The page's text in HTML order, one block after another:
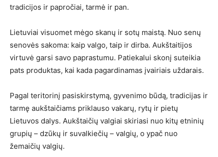
tradicijos ir papročiai, tarmė ir pan.
Lietuviai visuomet mėgo skanų ir sotų maistą. Nuo senų
senovės sakoma: kaip valgo, taip ir dirba. Aukštaitijos
virtuvė garsi savo paprastumu. Patiekalui skonį suteikia
pats produktas, kai kada pagardinamas įvairiais uždarais.
Pagal teritorinį pasiskirstymą, gyvenimo būdą, tradicijas ir
tarmę aukštaičiams priklauso vakarų, rytų ir pietų
Lietuvos dalys. Aukštaičių valgiai skiriasi nuo kitų etninių
grupių – dzūkų ir suvalkiečių – valgių, o ypač nuo
žemaičių valgių.